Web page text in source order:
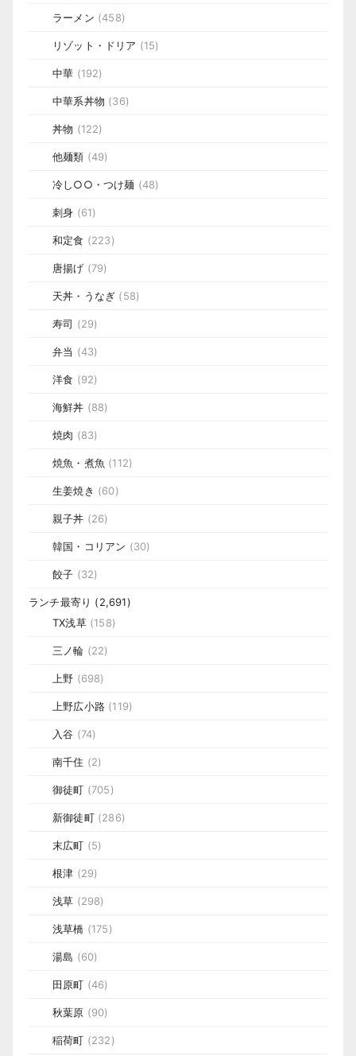
ラーメン (458)
リゾット・ドリア (15)
中華 (192)
中華系丼物 (36)
丼物 (122)
他麺類 (49)
冷し○○・つけ麺 (48)
刺身 (61)
和定食 (223)
唐揚げ (79)
天丼・うなぎ (58)
寿司 (29)
弁当 (43)
洋食 (92)
海鮮丼 (88)
焼肉 (83)
焼魚・煮魚 (112)
生姜焼き (60)
親子丼 (26)
韓国・コリアン (30)
餃子 (32)
ランチ最寄り (2,691)
TX浅草(158)
三ノ輪 (22)
上野 (698)
上野広小路 (119)
入谷 (74)
南千住 (2)
御徒町 (705)
新御徒町(286)
末広町 (5)
根津 (29)
浅草 (298)
浅草橋 (175)
湯島 (60)
田原町 (46)
秋葉原 (90)
稲荷町 (232)